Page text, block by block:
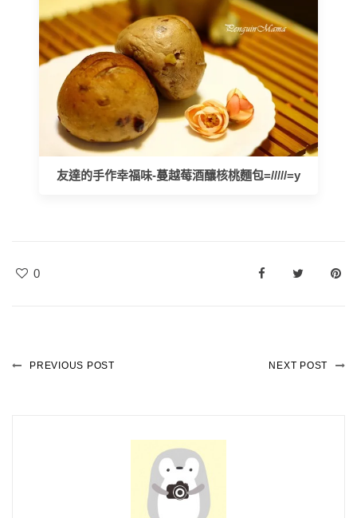
友達的手作幸福味-蔓越莓酒釀核桃麵包=/////=y
0
PREVIOUS POST NEXT POST